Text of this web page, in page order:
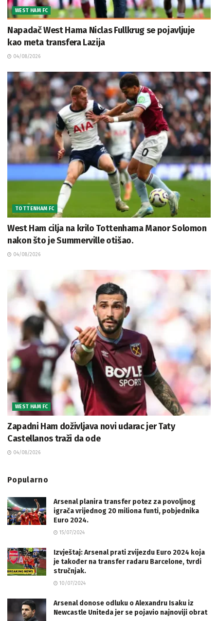
WEST HAM FC
Napadač West Hama Niclas Fullkrug se pojavljuje
kao meta transfera Lazija
04/08/2026
TOTTENHAM FC
West Ham cilja na krilo Tottenhama Manor Solomon
nakon što je Summerville otišao.
04/08/2026
WEST HAM FC
Zapadni Ham doživljava novi udarac jer Taty
Castellanos traži da ode
04/08/2026
Popularno
Arsenal planira transfer potez za povoljnog
igrača vrijednog 20 miliona funti, pobjednika
Euro 2024.
15/07/2024
Izvještaj: Arsenal prati zvijezdu Euro 2024 koja
je također na transfer radaru Barcelone, tvrdi
stručnjak.
10/07/2024
Arsenal donose odluku o Alexandru Isaku iz
Newcastle Uniteda jer se pojavio najnoviji obrat